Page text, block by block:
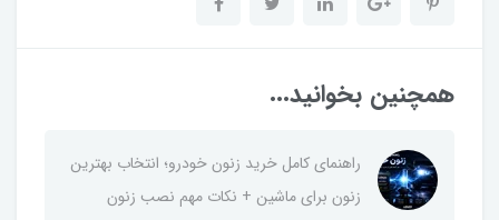
همچنین بخوانید...
راهنمای کامل خرید زنون خودرو؛ انتخاب بهترین
زنون برای ماشین + نکات مهم نصب زنون